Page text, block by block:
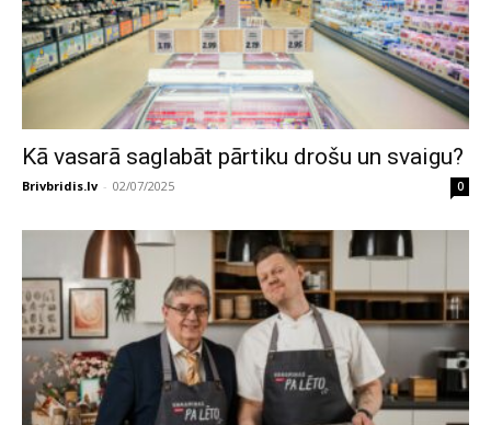
Kā vasarā saglabāt pārtiku drošu un svaigu?
Brivbridis.lv - 02/07/2025 0